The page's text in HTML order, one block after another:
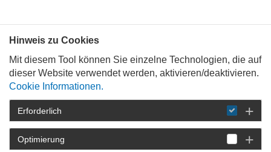
STARTSEITE
DETAIL
Hinweis zu Cookies
Mit diesem Tool können Sie einzelne Technologien, die auf
dieser Website verwendet werden, aktivieren/deaktivieren.
Cookie Informationen.
Erforderlich
Optimierung